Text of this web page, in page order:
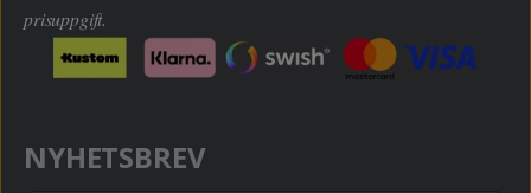
prisuppgift.
NYHETSBREV